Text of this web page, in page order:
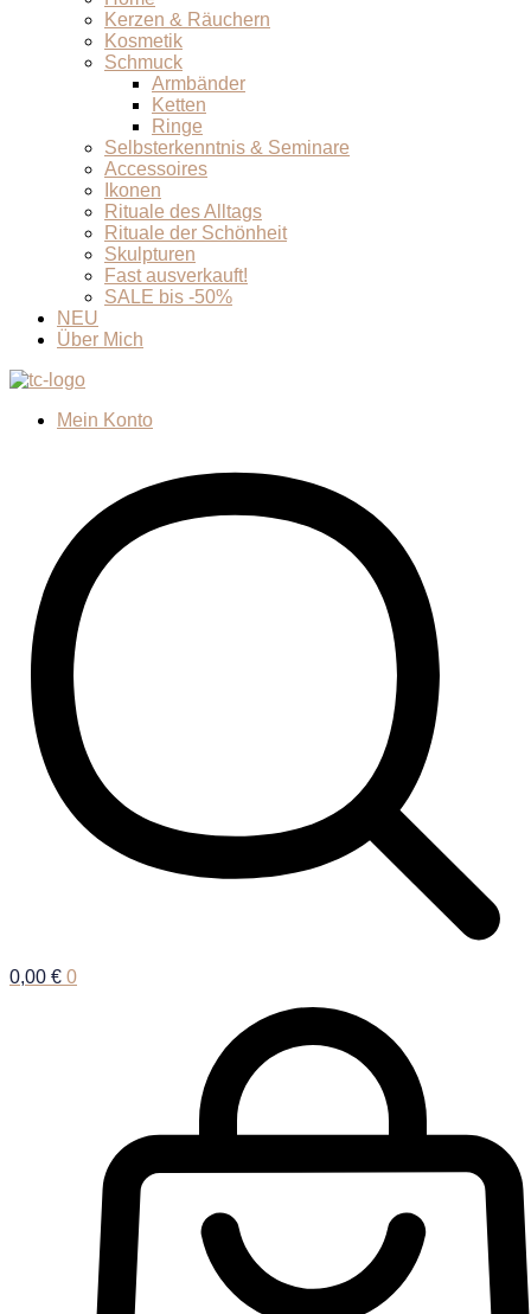
Kerzen & Räuchern
Kosmetik
Schmuck
Armbänder
Ketten
Ringe
Selbsterkenntnis & Seminare
Accessoires
Ikonen
Rituale des Alltags
Rituale der Schönheit
Skulpturen
Fast ausverkauft!
SALE bis -50%
NEU
Über Mich
Mein Konto
0,00 € 0